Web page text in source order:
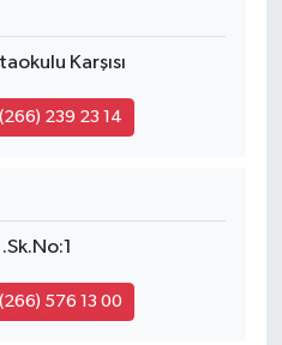
Karşısı
239 23 14
576 13 00